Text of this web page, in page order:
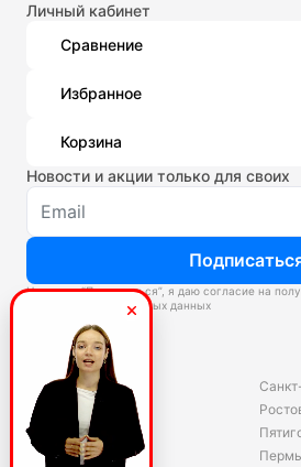
Личный кабинет
Сравнение
Избранное
Корзина
Новости и акции только для своих
Нажимая “Подписаться”, я даю согласие на
обработку персональных данных
Склады
Владивосток
Екатеринбург
Красноярск
Волгоград
Пермь